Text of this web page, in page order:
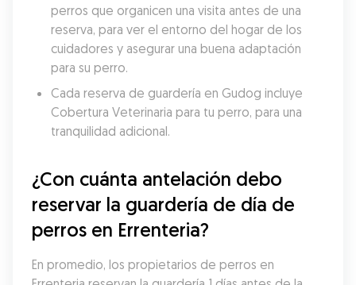
perros que organicen una visita antes de una
reserva, para ver el entorno del hogar de los
cuidadores y asegurar una buena adaptación
para su perro.
Cada reserva de guardería en Gudog incluye
Cobertura Veterinaria para tu perro, para una
tranquilidad adicional.
¿Con cuánta antelación debo
reservar la guardería de día de
perros en Errenteria?
En promedio, los propietarios de perros en